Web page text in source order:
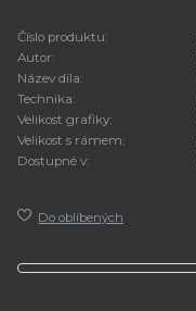
Číslo produktu:
Autor:
Název díla:
Technika:
Velikost grafiky:
Velikost s rámem:
Dostupné v:
Do oblíbených